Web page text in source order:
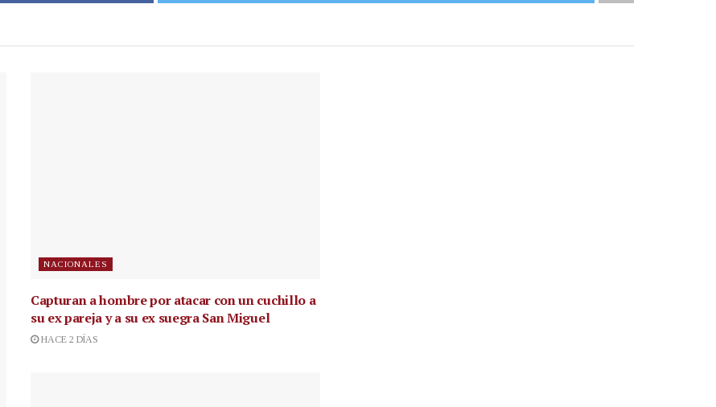
NACIONALES
Capturan a hombre por atacar con un cuchillo a
su ex pareja y a su ex suegra San Miguel
HACE 2 DÍAS